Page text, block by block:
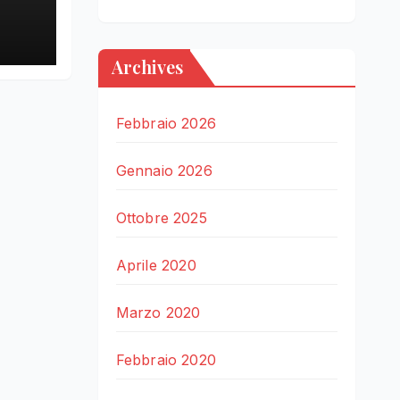
Archives
Febbraio 2026
Gennaio 2026
Ottobre 2025
Aprile 2020
Marzo 2020
Febbraio 2020